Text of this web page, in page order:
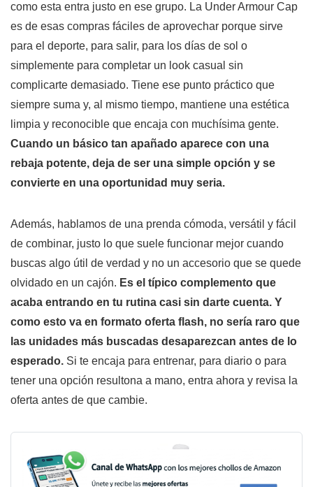
como esta entra justo en ese grupo. La Under Armour Cap
es de esas compras fáciles de aprovechar porque sirve
para el deporte, para salir, para los días de sol o
simplemente para completar un look casual sin
complicarte demasiado. Tiene ese punto práctico que
siempre suma y, al mismo tiempo, mantiene una estética
limpia y reconocible que encaja con muchísima gente.
Cuando un básico tan apañado aparece con una
rebaja potente, deja de ser una simple opción y se
convierte en una oportunidad muy seria.
Además, hablamos de una prenda cómoda, versátil y fácil
de combinar, justo lo que suele funcionar mejor cuando
buscas algo útil de verdad y no un accesorio que se quede
olvidado en un cajón. Es el típico complemento que
acaba entrando en tu rutina casi sin darte cuenta. Y
como esto va en formato oferta flash, no sería raro que
las unidades más buscadas desaparezcan antes de lo
esperado. Si te encaja para entrenar, para diario o para
tener una opción resultona a mano, entra ahora y revisa la
oferta antes de que cambie.